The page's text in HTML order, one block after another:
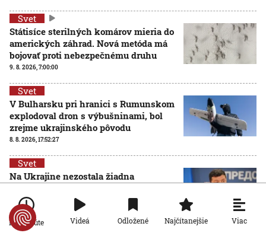
Svet
Státisíce sterilných komárov mieria do
amerických záhrad. Nová metóda má
bojovať proti nebezpečnému druhu
9. 8. 2026, 7:00:00
Svet
V Bulharsku pri hranici s Rumunskom
explodoval dron s výbušninami, bol
zrejme ukrajinského pôvodu
8. 8. 2026, 17:52:27
Svet
Na Ukrajine nezostala žiadna
V. Zelenskyj
8. 8. 2026, 15:34:46
Po minúte Videá Odložené Najčítanejšie Viac